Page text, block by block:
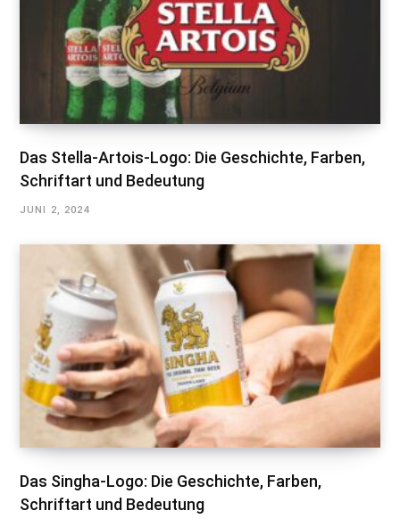
Das Stella-Artois-Logo: Die Geschichte, Farben,
Schriftart und Bedeutung
JUNI 2, 2024
Das Singha-Logo: Die Geschichte, Farben,
Schriftart und Bedeutung